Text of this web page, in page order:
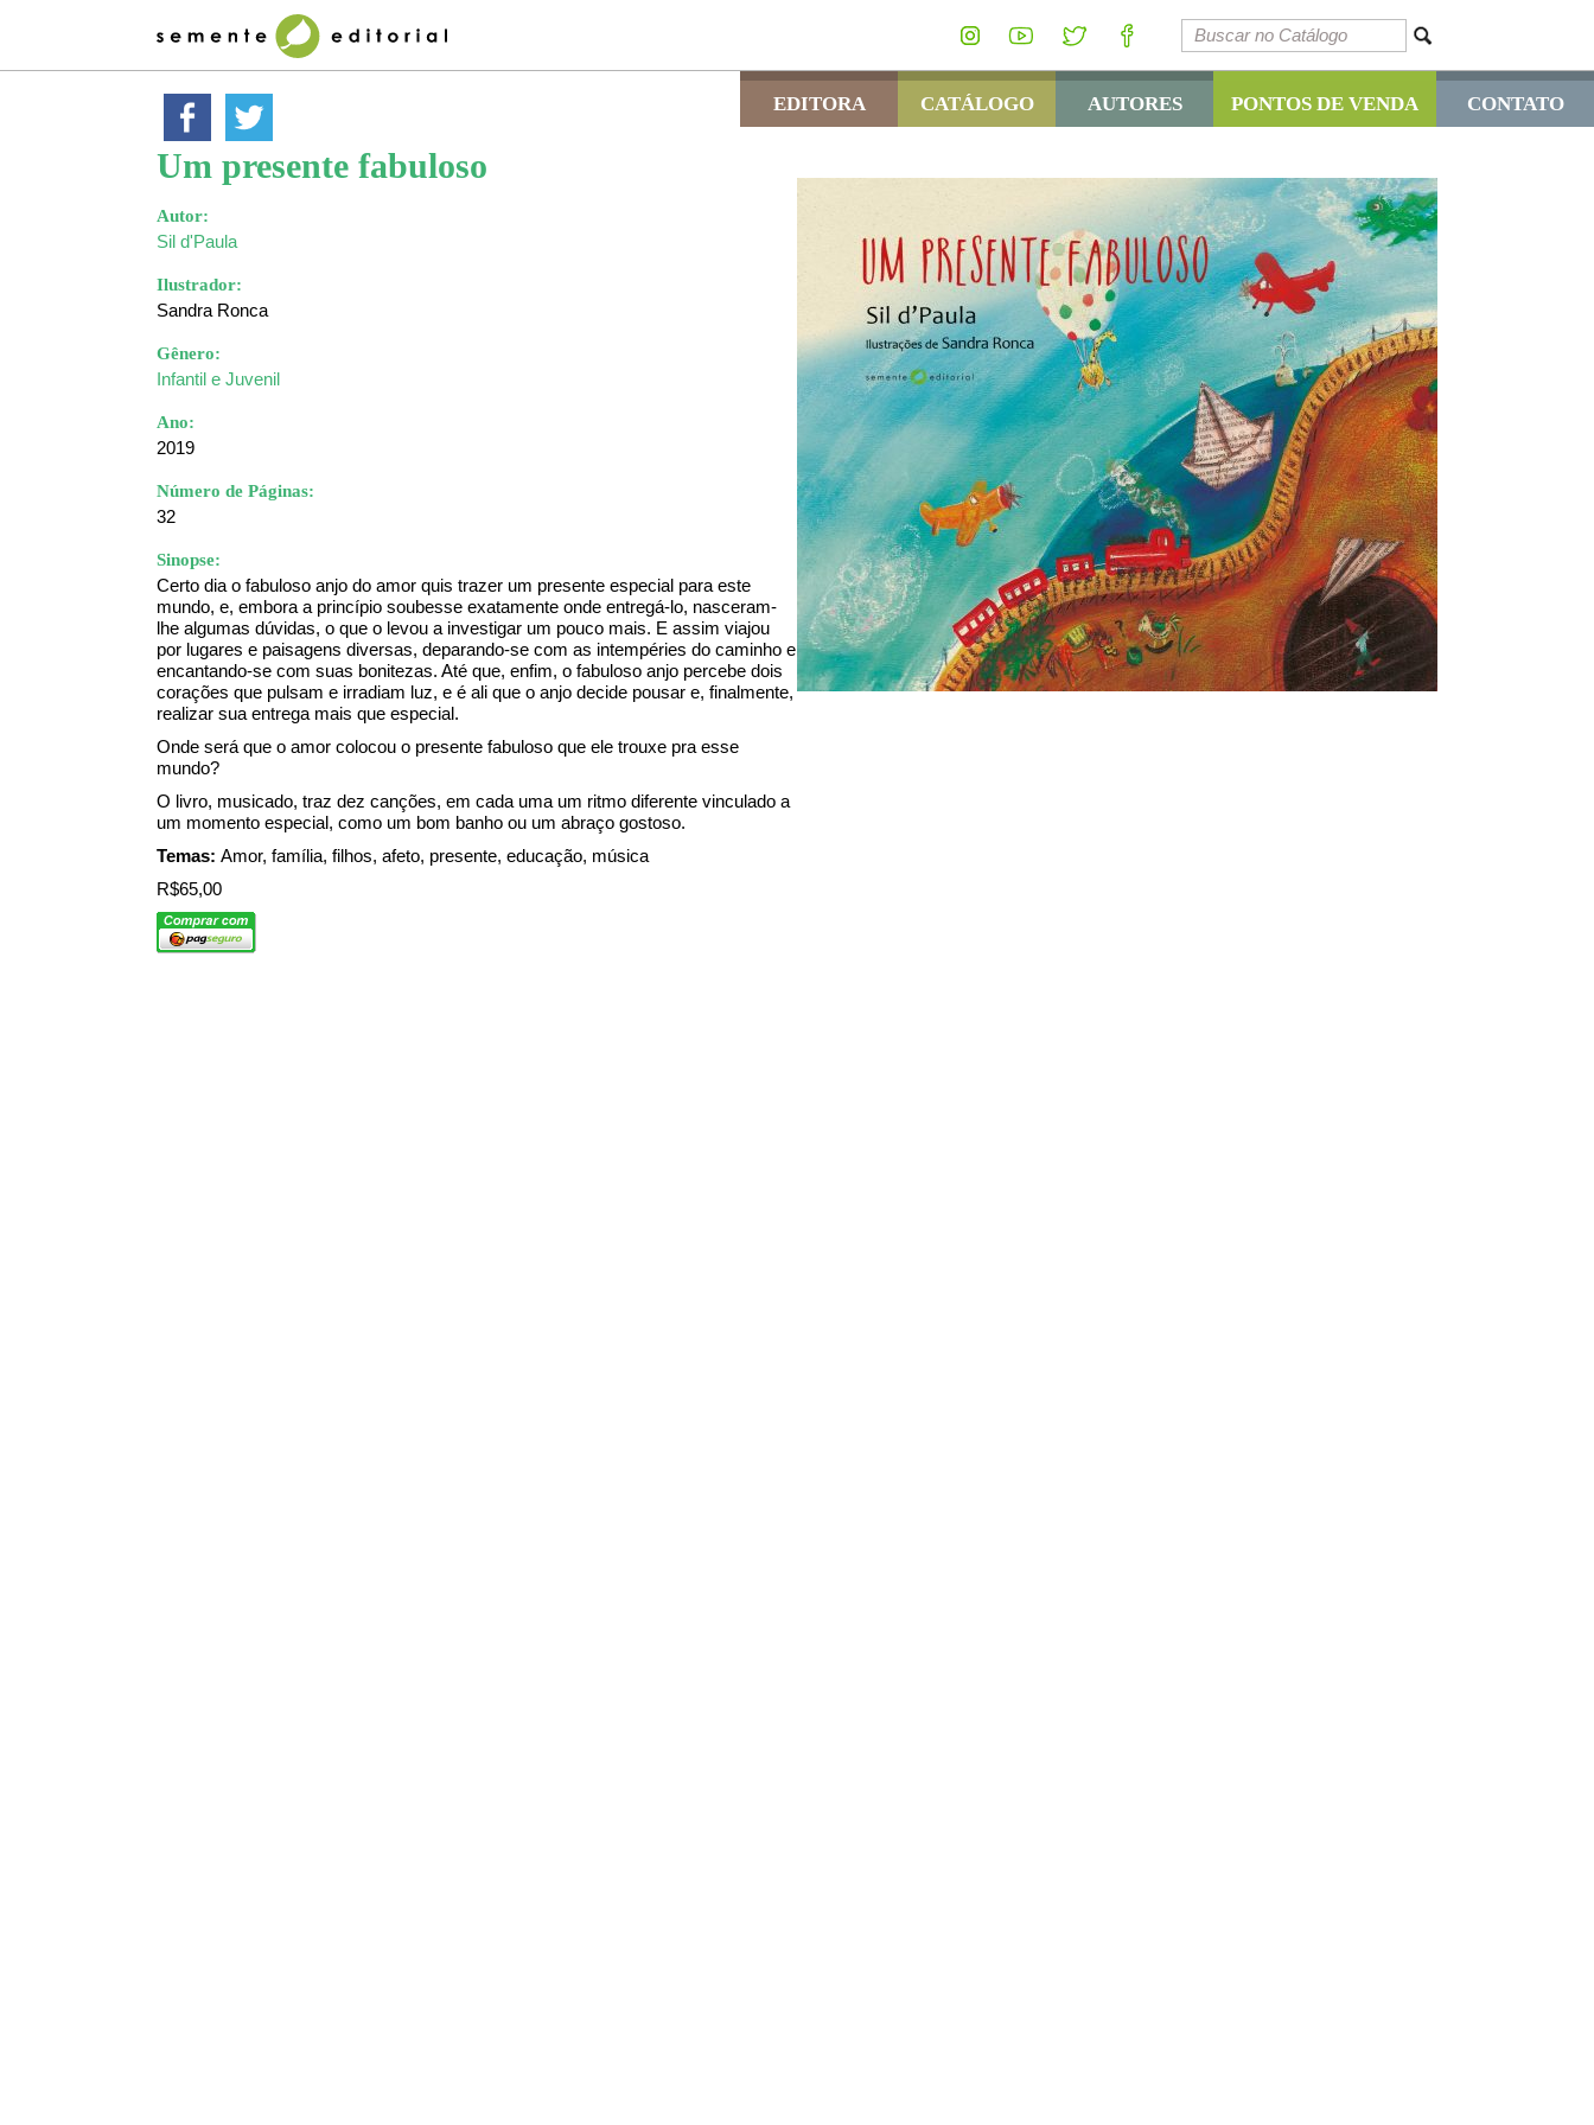
EDITORA CATÁLOGO AUTORES PONTOS DE VENDA CONTATO
Um presente fabuloso
Autor:
Sil d'Paula
Ilustrador:
Sandra Ronca
Gênero:
Infantil e Juvenil
Ano:
2019
Número de Páginas:
32
Sinopse:
Certo dia o fabuloso anjo do amor quis trazer um presente especial para este
mundo, e, embora a princípio soubesse exatamente onde entregá-lo, nasceram-
lhe algumas dúvidas, o que o levou a investigar um pouco mais. E assim viajou
por lugares e paisagens diversas, deparando-se com as intempéries do caminho e
encantando-se com suas bonitezas. Até que, enfim, o fabuloso anjo percebe dois
corações que pulsam e irradiam luz, e é ali que o anjo decide pousar e, finalmente,
realizar sua entrega mais que especial.
Onde será que o amor colocou o presente fabuloso que ele trouxe pra esse
mundo?
O livro, musicado, traz dez canções, em cada uma um ritmo diferente vinculado a
um momento especial, como um bom banho ou um abraço gostoso.
Temas: Amor, família, filhos, afeto, presente, educação, música
R$65,00